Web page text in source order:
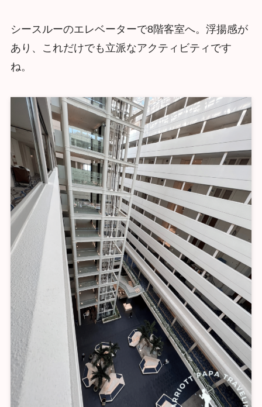
シースルーのエレベーターで8階客室へ。浮揚感が
あり、これだけでも立派なアクティビティです
ね。